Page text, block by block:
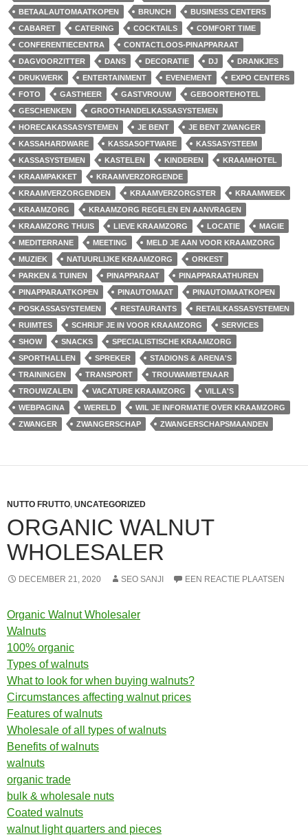
BETAALAUTOMAATKOPEN
BRUNCH
BUSINESS CENTERS
CABARET
CATERING COCKTAILS
COMFORT TIME
CONFERENTIECENTRA
CONTACTLOOS-PINAPPARAAT
DAGVOORZITTER
DANS DECORATIE DJ
DRANKJES
DRUKWERK
ENTERTAINMENT EVENEMENT
EXPO CENTERS
FOTO
GASTHEER GASTVROUW
GEBOORTEHOTEL
GESCHENKEN
GROOTHANDELKASSASYSTEMEN
HORECAKASSASYSTEMEN
JE BENT
JE BENT ZWANGER
KASSAHARDWARE
KASSASOFTWARE
KASSASYSTEEM
KASSASYSTEMEN
KASTELEN KINDEREN
KRAAMHOTEL
KRAAMPAKKET
KRAAMVERZORGENDE
KRAAMVERZORGENDEN
KRAAMVERZORGSTER
KRAAMWEEK
KRAAMZORG
KRAAMZORG REGELEN EN AANVRAGEN
KRAAMZORG THUIS
LIEVE KRAAMZORG LOCATIE
MAGIE
MEDITERRANE
MEETING
MELD JE AAN VOOR KRAAMZORG
MUZIEK
NATUURLIJKE KRAAMZORG
ORKEST
PARKEN & TUINEN
PINAPPARAAT
PINAPPARAATHUREN
PINAPPARAATKOPEN
PINAUTOMAAT
PINAUTOMAATKOPEN
POSKASSASYSTEMEN
RESTAURANTS
RETAILKASSASYSTEMEN
RUIMTES
SCHRIJF JE IN VOOR KRAAMZORG
SERVICES
SHOW
SNACKS
SPECIALISTISCHE KRAAMZORG
SPORTHALLEN
SPREKER
STADIONS & ARENA'S
TRAININGEN
TRANSPORT
TROUWAMBTENAAR
TROUWZALEN
VACATURE KRAAMZORG
VILLA'S
WEBPAGINA
WERELD
WIL JE INFORMATIE OVER KRAAMZORG
ZWANGER
ZWANGERSCHAP ZWANGERSCHAPSMAANDEN
NUTTO FRUTTO, UNCATEGORIZED
ORGANIC WALNUT
WHOLESALER
DECEMBER 21, 2020 SEO SANJI EEN REACTIE PLAATSEN
Organic Walnut Wholesaler
Walnuts
100% organic
Types of walnuts
What to look for when buying walnuts?
Circumstances affecting walnut prices
Features of walnuts
Wholesale of all types of walnuts
Benefits of walnuts
walnuts
organic trade
bulk & wholesale nuts
Coated walnuts
walnut light quarters and pieces